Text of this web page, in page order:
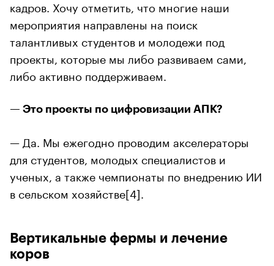
кадров. Хочу отметить, что многие наши
мероприятия направлены на поиск
талантливых студентов и молодежи под
проекты, которые мы либо развиваем сами,
либо активно поддерживаем.
— Это проекты по цифровизации АПК?
— Да. Мы ежегодно проводим акселераторы
для студентов, молодых специалистов и
ученых, а также чемпионаты по внедрению ИИ
в сельском хозяйстве[4].
Вертикальные фермы и лечение
коров